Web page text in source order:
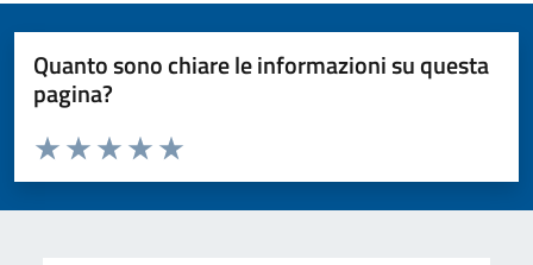
Quanto sono chiare le informazioni su questa
pagina?
Valuta da 1 a 5 stelle la pagina
Valuta 5 stelle su 5
Valuta 4 stelle su 5
Valuta 3 stelle su 5
Valuta 2 stelle su 5
Valuta 1 stelle su 5